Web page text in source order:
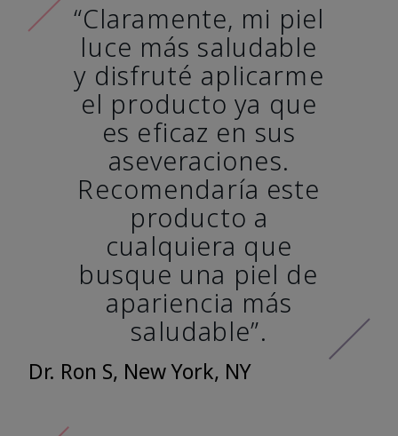
“Claramente, mi piel
luce más saludable
y disfruté aplicarme
el producto ya que
es eficaz en sus
aseveraciones.
Recomendaría este
producto a
cualquiera que
busque una piel de
apariencia más
saludable”.
Dr. Ron S, New York, NY